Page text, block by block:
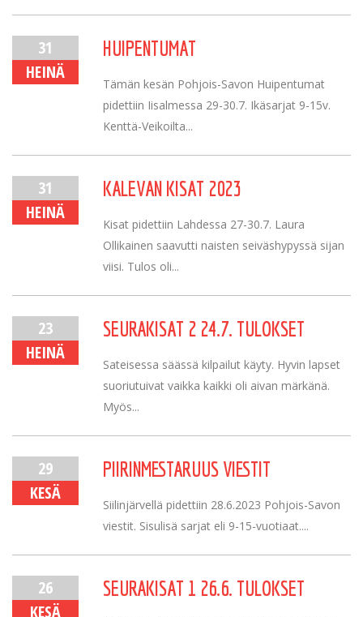
31
HEINÄ
HUIPENTUMAT
Tämän kesän Pohjois-Savon Huipentumat
pidettiin Iisalmessa 29-30.7. Ikäsarjat 9-15v.
Kenttä-Veikoilta...
31
HEINÄ
KALEVAN KISAT 2023
Kisat pidettiin Lahdessa 27-30.7. Laura
Ollikainen saavutti naisten seiväshypyssä sijan
viisi. Tulos oli...
23
HEINÄ
SEURAKISAT 2 24.7. TULOKSET
Sateisessa säässä kilpailut käyty. Hyvin lapset
suoriutuivat vaikka kaikki oli aivan märkänä.
Myös...
29
KESÄ
PIIRINMESTARUUS VIESTIT
Siilinjärvellä pidettiin 28.6.2023 Pohjois-Savon
viestit. Sisulisä sarjat eli 9-15-vuotiaat....
26
KESÄ
SEURAKISAT 1 26.6. TULOKSET